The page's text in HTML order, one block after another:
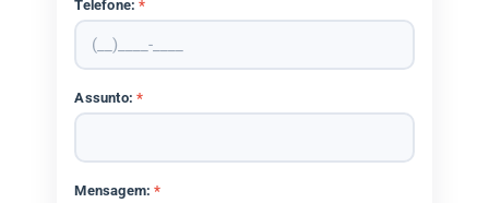
Telefone:*
Assunto:*
Mensagem:*